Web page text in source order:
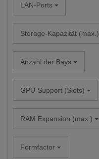
LAN-Ports
Storage-Kapazität (max.)
Anzahl der Bays
GPU-Support (Slots)
RAM Expansion (max.)
Formfactor